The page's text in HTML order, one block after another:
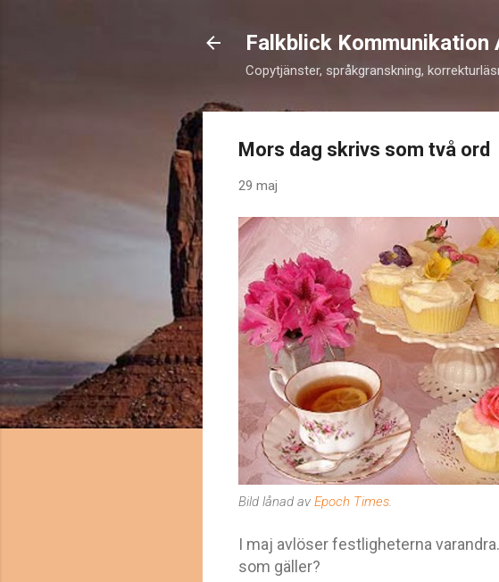
Falkblick Kommunikation
Copytjänster, språkgranskning,
Mors dag skrivs som två ord
29 maj
Bild lånad av Epoch Times
I maj avlöser festligheterna
som gäller?